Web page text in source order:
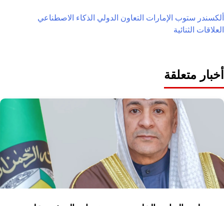
ألكسندر ستوب الإمارات التعاون الدولي الذكاء الاصطناعي
العلاقات الثنائية
أخبار متعلقة